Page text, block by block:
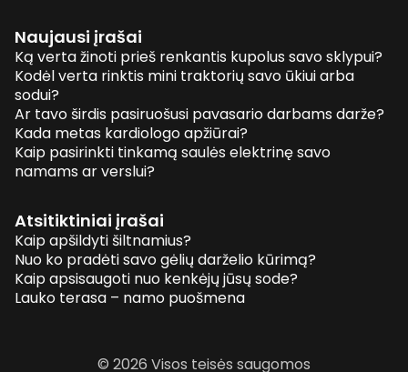
Naujausi įrašai
Ką verta žinoti prieš renkantis kupolus savo sklypui?
Kodėl verta rinktis mini traktorių savo ūkiui arba
sodui?
Ar tavo širdis pasiruošusi pavasario darbams darže?
Kada metas kardiologo apžiūrai?
Kaip pasirinkti tinkamą saulės elektrinę savo
namams ar verslui?
Atsitiktiniai įrašai
Kaip apšildyti šiltnamius?
Nuo ko pradėti savo gėlių darželio kūrimą?
Kaip apsisaugoti nuo kenkėjų jūsų sode?
Lauko terasa – namo puošmena
© 2026 Visos teisės saugomos